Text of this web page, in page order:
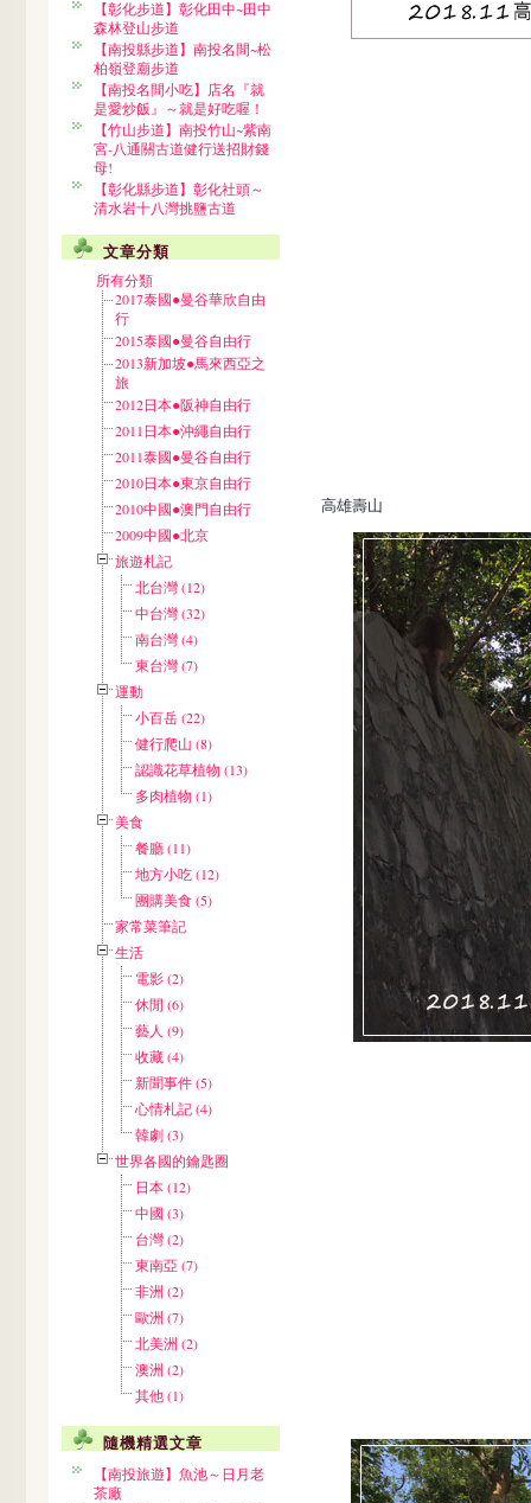
【彰化步道】彰化田中~田中
森林登山步道
【南投縣步道】南投名間~松
柏嶺登廟步道
【南投名間小吃】店名『就
是愛炒飯』～就是好吃喔！
【竹山步道】南投竹山~紫南
宮-八通關古道健行送招財錢
母!
【彰化縣步道】彰化社頭～
清水岩十八灣挑鹽古道
文章分類
所有分類
2017泰國●曼谷華欣自由
行
2015泰國●曼谷自由行
2013新加坡●馬來西亞之
旅
2012日本●阪神自由行
2011日本●沖繩自由行
2011泰國●曼谷自由行
2010日本●東京自由行
2010中國●澳門自由行
2009中國●北京
旅遊札記
北台灣 (12)
中台灣 (32)
南台灣 (4)
東台灣 (7)
運動
小百岳 (22)
健行爬山 (8)
認識花草植物 (13)
多肉植物 (1)
美食
餐廳 (11)
地方小吃 (12)
團購美食 (5)
家常菜筆記
生活
電影 (2)
休閒 (6)
藝人 (9)
收藏 (4)
新聞事件 (5)
心情札記 (4)
韓劇 (3)
世界各國的鑰匙圈
日本 (12)
中國 (3)
台灣 (2)
東南亞 (7)
非洲 (2)
歐洲 (7)
北美洲 (2)
澳洲 (2)
其他 (1)
隨機精選文章
【南投旅遊】魚池～日月老
茶廠
高雄壽山